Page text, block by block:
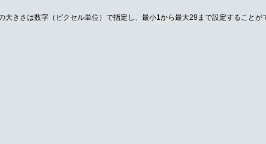
大きさは数字（ピクセル単位）で指定し、最小1から最大29まで設定することが